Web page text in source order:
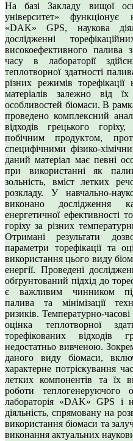
На базі Закладу вищої
університет» функціонує
«DAK» GPS, наукова
дослідженні
високоефективного палива
часу в лабораторії
теплотворної здатності
різних режимів торефікації
матеріалів залежно від
особливостей біомаси. В
проведено комплексний
відходів грецького
побічним продуктом,
специфічними фізико-
даний матеріал має певні
при використанні як
зольність, вміст летких
розкладу. У навчально-
виконано дослідження
енергетичної ефективності
горіху за різних
Отримані результати
параметри торефікації та
використання цього виду
енергії. Проведені
обґрунтований підхід до
є важливим чинником
палива та мінімізації
ризиків. Температурно-
оцінка теплотворної
торефікованих відходів
недостатньо вивченою.
даного виду біомаси,
характерне потріскування
летких компонентів та їх
роботи теплогенеруючого
лабораторія «DAK» GPS і
діяльність, спрямовану на
використання біомаси та
виконання актуальних